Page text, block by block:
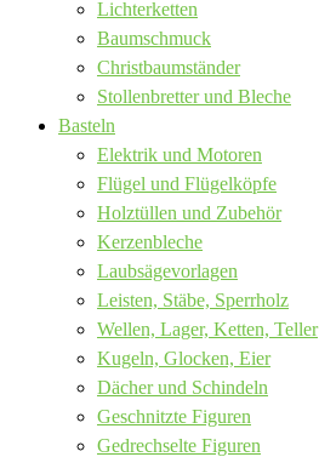
Lichterketten
Baumschmuck
Christbaumständer
Stollenbretter und Bleche
Basteln
Elektrik und Motoren
Flügel und Flügelköpfe
Holztüllen und Zubehör
Kerzenbleche
Laubsägevorlagen
Leisten, Stäbe, Sperrholz
Wellen, Lager, Ketten, Teller
Kugeln, Glocken, Eier
Dächer und Schindeln
Geschnitzte Figuren
Gedrechselte Figuren